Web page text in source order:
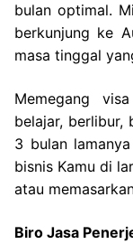
bulan optimal.
berkunjung ke
masa tinggal
Memegang
belajar, berlibur,
3 bulan
bisnis Kamu di
atau
Biro Jasa